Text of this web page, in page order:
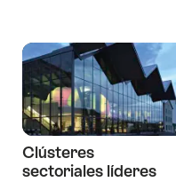
Clústeres
sectoriales líderes